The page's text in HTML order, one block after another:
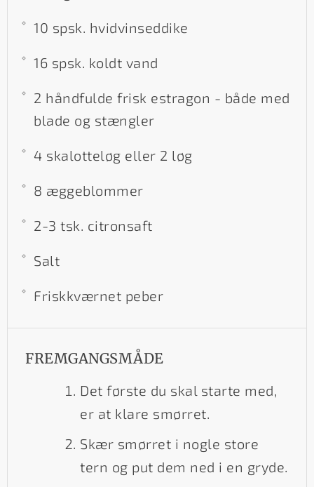
10 spsk. hvidvinseddike
16 spsk. koldt vand
2 håndfulde frisk estragon - både med
blade og stængler
4 skalotteløg eller 2 løg
8 æggeblommer
2-3 tsk. citronsaft
Salt
Friskkværnet peber
FREMGANGSMÅDE
Det første du skal starte med,
er at klare smørret.
Skær smørret i nogle store
tern og put dem ned i en gryde.